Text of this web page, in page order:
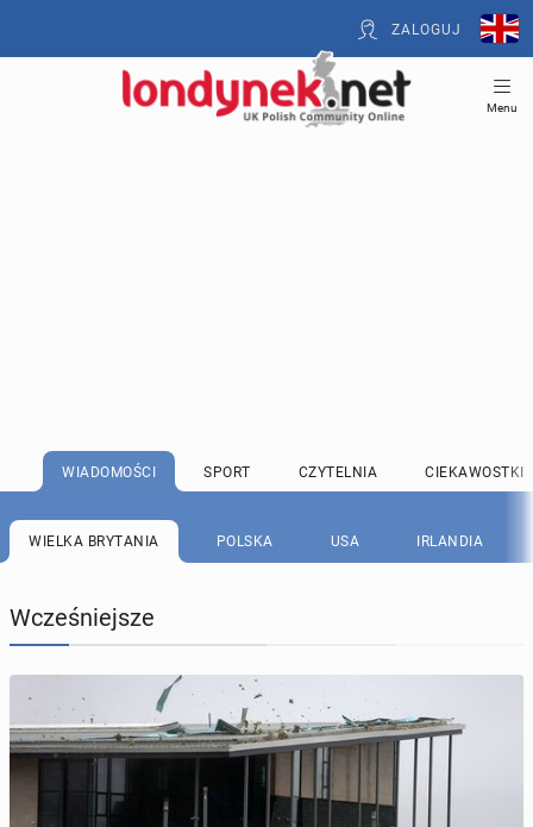
ZALOGUJ
Menu
WIADOMOŚCI SPORT CZYTELNIA CIEKAWOSTKI
WIELKA BRYTANIA POLSKA USA IRLANDIA
Wcześniejsze